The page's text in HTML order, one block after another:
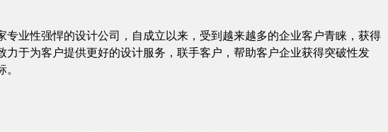
专业性强悍的设计公司，自成立以来，受到越来越多的企业客户青睐，获得
力于为客户提供更好的设计服务，联手客户，帮助客户企业获得突破性发